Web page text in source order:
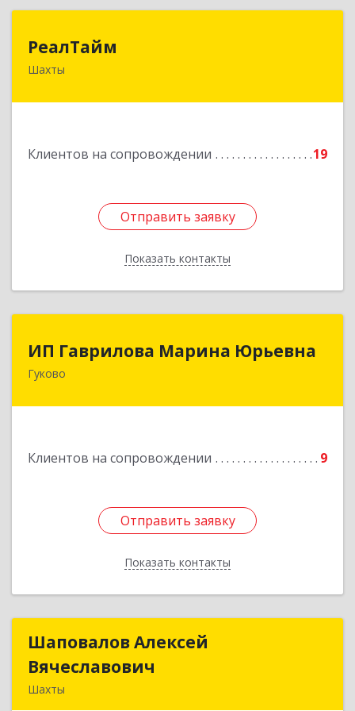
РеалТайм
Шахты
Клиентов на сопровождении 19
Отправить заявку
Показать контакты
Отправить заявку
Назад
ИП Гаврилова Марина Юрьевна
Гуково
Клиентов на сопровождении 9
Отправить заявку
Показать контакты
Отправить заявку
Назад
Шаповалов Алексей
Вячеславович
Шахты
Шаповалов Алексей